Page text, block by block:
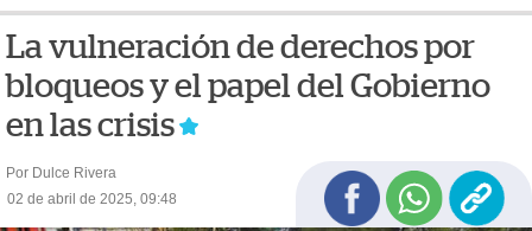
La vulneración de derechos por
bloqueos y el papel del Gobierno
en las crisis
Por Dulce Rivera
02 de abril de 2025, 09:48